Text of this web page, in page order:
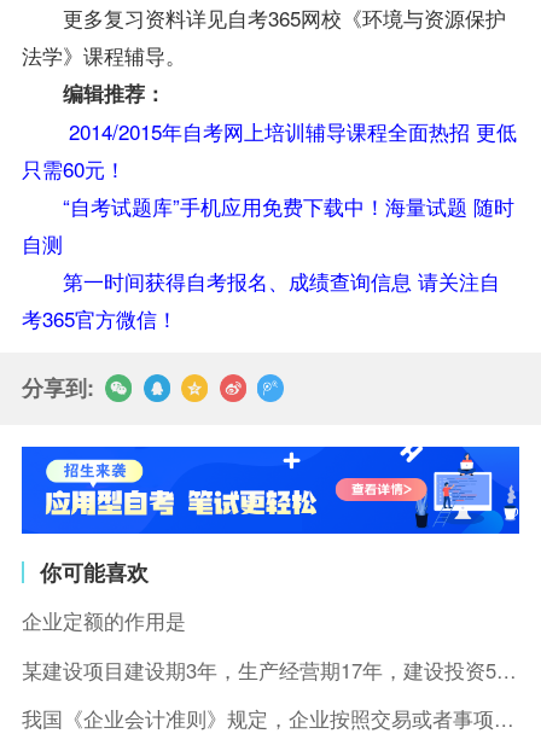
更多复习资料详见自考365网校《环境与资源保护
法学》课程辅导。
编辑推荐：
2014/2015年自考网上培训辅导课程全面热招 更低
只需60元！
“自考试题库”手机应用免费下载中！海量试题 随时
自测
第一时间获得自考报名、成绩查询信息 请关注自
考365官方微信！
分享到:
你可能喜欢
企业定额的作用是
某建设项目建设期3年，生产经营期17年，建设投资5500万元
我国《企业会计准则》规定，企业按照交易或者事项的经济特征确定